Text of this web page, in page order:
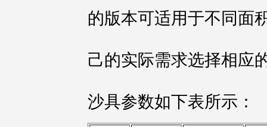
的版本可适用于不同面
己的实际需求选择相应
沙具参数如下表所示：